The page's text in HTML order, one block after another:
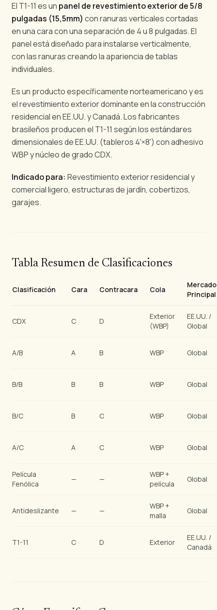
El T1-11 es un panel de revestimiento exterior de 5/8
pulgadas (15,5mm) con ranuras verticales cortadas
en una cara con una separación de 4 u 8 pulgadas. El
panel está diseñado para instalarse verticalmente,
con las ranuras creando la apariencia de tablas
individuales.
Es un producto específicamente norteamericano y es
el revestimiento exterior dominante en la construcción
residencial en EE.UU. y Canadá. Los fabricantes
brasileños producen el T1-11 según los estándares
dimensionales de EE.UU. (tableros 4'×8') con adhesivo
WBP y núcleo de grado CDX.
Indicado para: Revestimiento exterior residencial y
comercial ligero, estructuras de jardín, cobertizos,
garajes.
Tabla Resumen de Clasificaciones
Clasificación Cara Contracara Cola
Mercado
Principal
CDX C D
Exterior
(WBP)
EE.UU. /
Global
A/B A B WBP Global
B/B B B WBP Global
B/C B C WBP Global
A/C A C WBP Global
Película
Fenólica
— —
WBP +
película
Global
Antideslizante — —
WBP +
malla
Global
T1-11 C D Exterior
EE.UU. /
Canadá